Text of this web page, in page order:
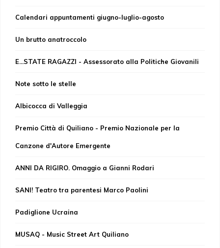
Calendari appuntamenti giugno-luglio-agosto
Un brutto anatroccolo
E...STATE RAGAZZI - Assessorato alla Politiche Giovanili
Note sotto le stelle
Albicocca di Valleggia
Premio Città di Quiliano - Premio Nazionale per la
Canzone d'Autore Emergente
ANNI DA RIGIRO. Omaggio a Gianni Rodari
SANI! Teatro tra parentesi Marco Paolini
Padiglione Ucraina
MUSAQ - Music Street Art Quiliano